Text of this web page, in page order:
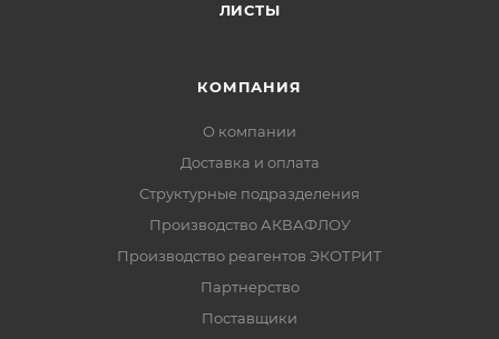
ЛИСТЫ
КОМПАНИЯ
О компании
Доставка и оплата
Структурные подразделения
Производство АКВАФЛОУ
Производство реагентов ЭКОТРИТ
Партнерство
Поставщики